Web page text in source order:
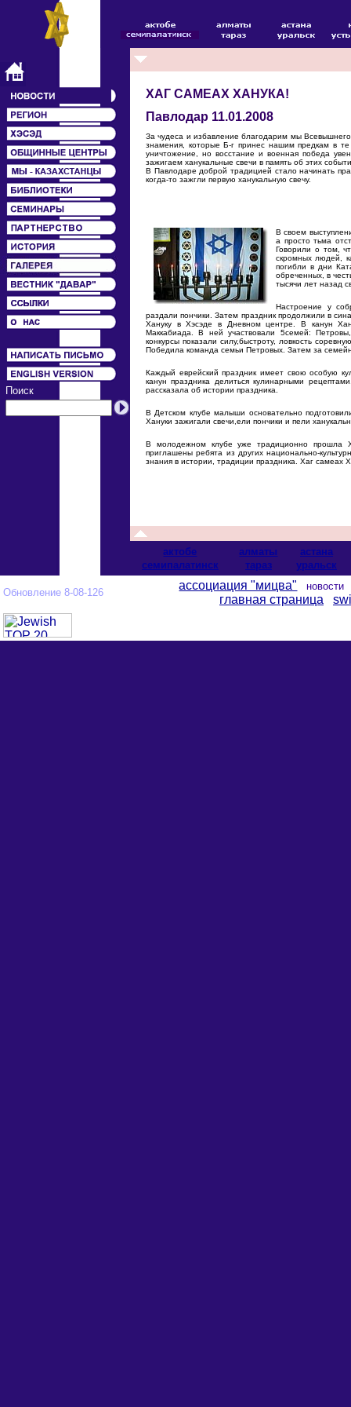
Поиск
ХАГ САМЕАХ ХАНУКА!
Павлодар 11.01.2008
За чудеса и избавление благодарим мы
знамения, которые Б-г принес нашим предкам в
уничтожение, но восстание и военная победа
зажигаем ханукальные свечи в память об этих
В Павлодаре доброй традицией стало начинать
когда-то зажгли первую ханукальную свечу.
В своем
а просто тьма
Говорили о том,
скромных людей,
погибли в дни
обреченных, в
тысячи лет назад
Настроение у
раздали пончики. Затем праздник продолжили в
Хануку в Хэсэде в Дневном центре. В канун
Маккабиада. В ней участвовали 5семей:
конкурсы показали силу,быстроту, ловкость
Победила команда семьи Петровых. Затем за
Каждый еврейский праздник имеет свою особую
канун праздника делиться кулинарными
рассказала об истории праздника.
В Детском клубе малыши основательно
Хануки зажигали свечи,ели пончики и пели
В молодежном клубе уже традиционно прошла
приглашены ребята из других национально-
знания в истории, традиции праздника. Хаг самеах
актобе алматы
астана
cемипалатинск
тараз уральск
Обновление 8-08-126
ассоциация "мицва"
главная страница